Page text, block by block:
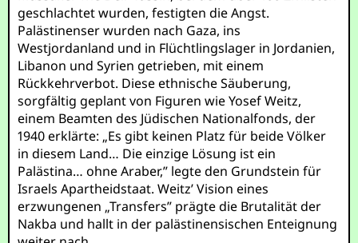
geschlachtet wurden, festigten die Angst.
Palästinenser wurden nach Gaza, ins
Westjordanland und in Flüchtlingslager in Jordanien,
Libanon und Syrien getrieben, mit einem
Rückkehrverbot. Diese ethnische Säuberung,
sorgfältig geplant von Figuren wie Yosef Weitz,
einem Beamten des Jüdischen Nationalfonds, der
1940 erklärte: „Es gibt keinen Platz für beide Völker
in diesem Land… Die einzige Lösung ist ein
Palästina… ohne Araber,” legte den Grundstein für
Israels Apartheidstaat. Weitz’ Vision eines
erzwungenen „Transfers” prägte die Brutalität der
Nakba und hallt in der palästinensischen Enteignung